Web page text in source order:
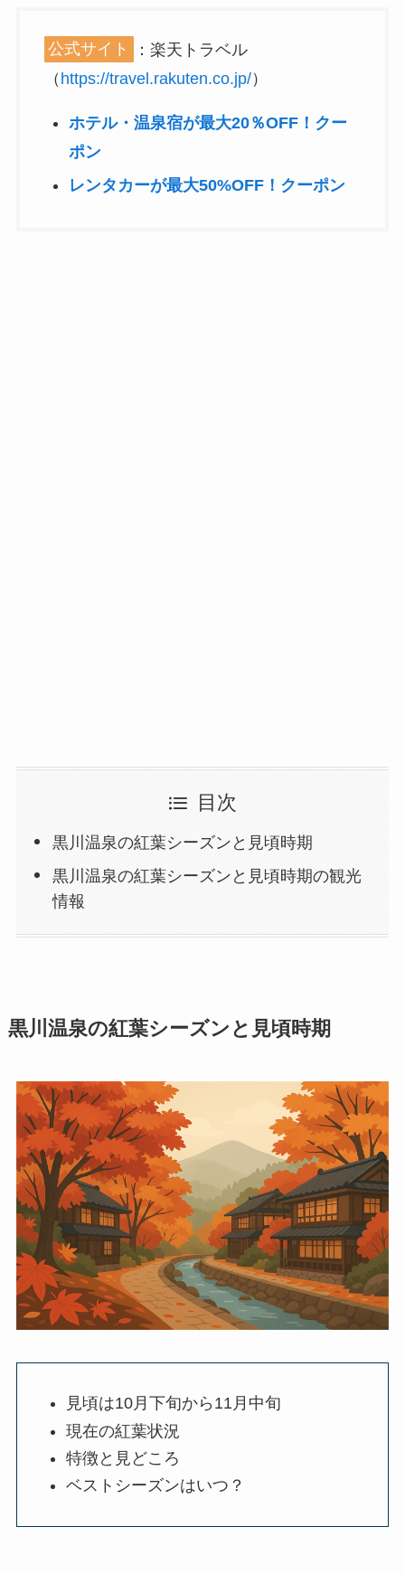
公式サイト
：楽天トラベル
（ https://travel.rakuten.co.jp/）
ホテル・温泉宿が最大20％OFF！クー
ポン
レンタカーが最大50%OFF！クーポン
目次
黒川温泉の紅葉シーズンと見頃時期
黒川温泉の紅葉シーズンと見頃時期の観光
情報
黒川温泉の紅葉シーズンと見頃時期
見頃は10月下旬から11月中旬
現在の紅葉状況
特徴と見どころ
ベストシーズンはいつ？